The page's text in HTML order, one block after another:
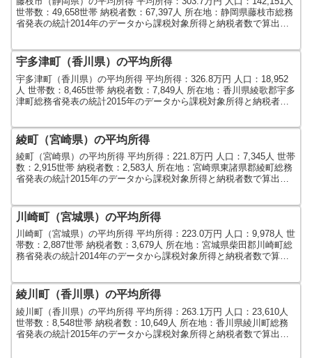
世帯数：49,658世帯 納税者数：67,397人 所在地：静岡県藤枝市総務
省発表の統計2014年のデータから課税対象所得と納税者数で算出し
宇多津町（香川県）の平均所得
宇多津町（香川県）の平均所得 平均所得：326.8万円 人口：18,952
人 世帯数：8,465世帯 納税者数：7,849人 所在地：香川県綾歌郡宇多
津町総務省発表の統計2015年のデータから課税対象所得と納税者数
綾町（宮崎県）の平均所得
綾町（宮崎県）の平均所得 平均所得：221.8万円 人口：7,345人 世帯
数：2,915世帯 納税者数：2,583人 所在地：宮崎県東諸県郡綾町総務
省発表の統計2015年のデータから課税対象所得と納税者数で算出し
川崎町（宮城県）の平均所得
川崎町（宮城県）の平均所得 平均所得：223.0万円 人口：9,978人 世
帯数：2,887世帯 納税者数：3,679人 所在地：宮城県柴田郡川崎町総
務省発表の統計2014年のデータから課税対象所得と納税者数で算出
綾川町（香川県）の平均所得
綾川町（香川県）の平均所得 平均所得：263.1万円 人口：23,610人
世帯数：8,548世帯 納税者数：10,649人 所在地：香川県綾川町総務
省発表の統計2015年のデータから課税対象所得と納税者数で算出し